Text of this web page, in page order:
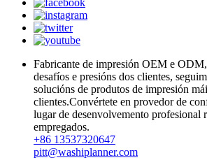
Fabricante de impresión OEM e
desafíos e presións dos clientes,
solucións de produtos de impresión
clientes.Convértete en provedor de
lugar de desenvolvemento profesional
empregados.
+86 13537320647
pitt@washiplanner.com